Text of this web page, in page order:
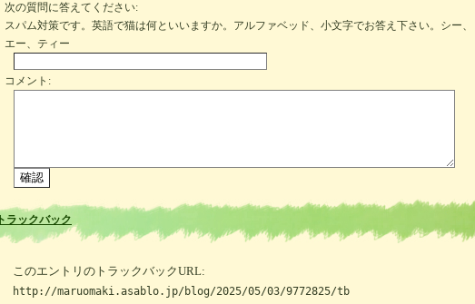
次の質問に答えてください:
スパム対策です。英語で猫は何といいますか。アルファベッド、小文字でお答え下さい。シー、
エー、ティー
コメント:
トラックバック
このエントリのトラックバックURL:
http://maruomaki.asablo.jp/blog/2025/05/03/9772825/tb